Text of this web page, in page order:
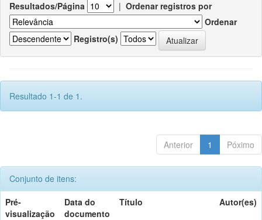
Resultados/Página | Ordenar registros por
Ordenar
Registro(s)
Resultado 1-1 de 1.
Anterior 1 Póximo
Conjunto de itens:
Pré-
visualização
Data do
documento
Título Autor(es)